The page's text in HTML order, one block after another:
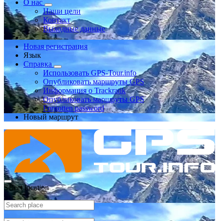
О нас
Наши цели
Контакт
Выходные данные
Новая регистрация
Язык
Справка
Использовать GPS-Tour.info
Опубликовать маршруты GPS
Информация о Trackrank
Опубликовать маршруты GPS
Forgotten password
Новый маршрут
Select location